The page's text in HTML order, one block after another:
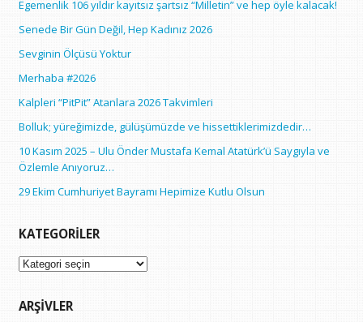
Egemenlik 106 yıldır kayıtsız şartsız “Milletin” ve hep öyle kalacak!
Senede Bir Gün Değil, Hep Kadınız 2026
Sevginin Ölçüsü Yoktur
Merhaba #2026
Kalpleri “PitPit” Atanlara 2026 Takvimleri
Bolluk; yüreğimizde, gülüşümüzde ve hissettiklerimizdedir…
10 Kasım 2025 – Ulu Önder Mustafa Kemal Atatürk’ü Saygıyla ve
Özlemle Anıyoruz…
29 Ekim Cumhuriyet Bayramı Hepimize Kutlu Olsun
KATEGORILER
Kategoriler
ARŞIVLER